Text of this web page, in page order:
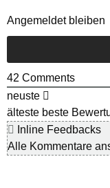
Angemeldet bleiben
42 Comments
neuste
älteste beste
Inline Feedbacks
Alle Kommentare